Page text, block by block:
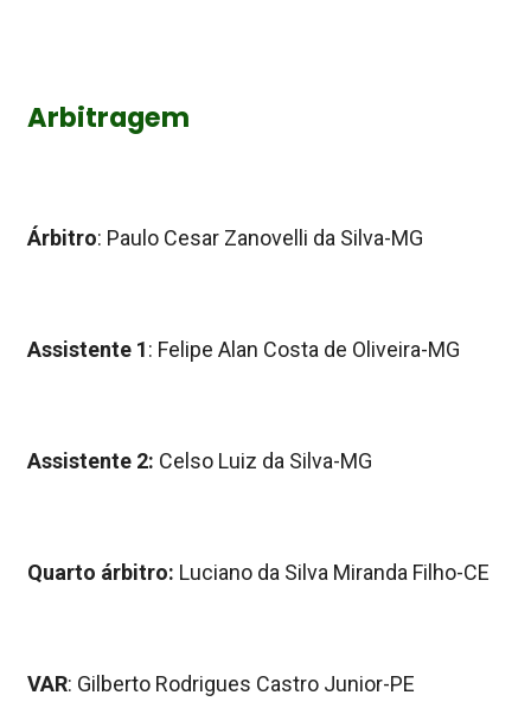
Arbitragem
Árbitro: Paulo Cesar Zanovelli da Silva-MG
Assistente 1: Felipe Alan Costa de Oliveira-MG
Assistente 2: Celso Luiz da Silva-MG
Quarto árbitro: Luciano da Silva Miranda Filho-CE
VAR: Gilberto Rodrigues Castro Junior-PE